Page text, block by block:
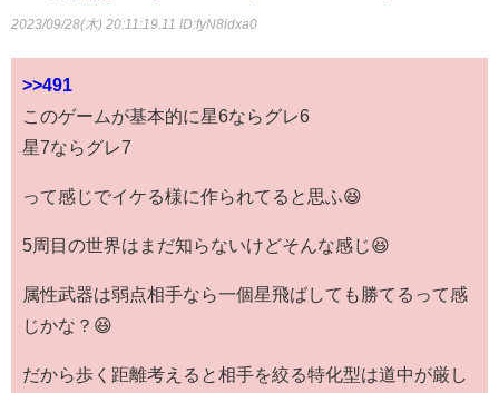
2023/09/28(木) 20:11:19.11 ID:fyN8idxa0
>>491
このゲームが基本的に星6ならグレ6
星7ならグレ7
って感じでイケる様に作られてると思ふ😆
5周目の世界はまだ知らないけどそんな感じ😆
属性武器は弱点相手なら一個星飛ばしても勝てるって感
じかな？😆
だから歩く距離考えると相手を絞る特化型は道中が厳し